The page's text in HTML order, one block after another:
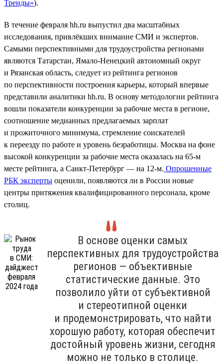
Тренды»).
В течение февраля hh.ru выпустил два масштабных
исследования, привлёкших внимание СМИ и экспертов.
Самыми перспективными для трудоустройства регионами
являются Татарстан, Ямало-Ненецкий автономный округ
и Рязанская область, следует из рейтинга регионов
по перспективности построения карьеры, который впервые
представили аналитики hh.ru. В основу методологии рейтинга
вошли показатели конкуренции за рабочие места в регионе,
соотношение медианных предлагаемых зарплат
и прожиточного минимума, стремление соискателей
к переезду по работе и уровень безработицы. Москва на фоне
высокой конкуренции за рабочие места оказалась на 65-м
месте рейтинга, а Санкт-Петербург — на 12-м. Опрошенные
РБК эксперты оценили, появляются ли в России новые
центры притяжения квалифицированного персонала, кроме
столиц.
В основе оценки самых
перспективных для трудоустройства
регионов — объективные
статистические данные. Это
позволило уйти от субъективной
и стереотипной оценки
и продемонстрировать, что найти
хорошую работу, которая обеспечит
достойный уровень жизни, сегодня
можно не только в столице.